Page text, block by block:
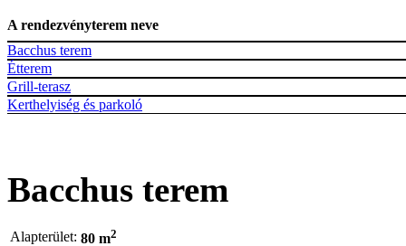
A rendezvényterem neve
Bacchus terem
Étterem
Grill-terasz
Kerthelyiség és parkoló
Bacchus terem
Alapterület: 80 m2